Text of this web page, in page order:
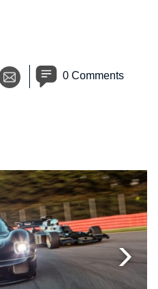
0 Comments